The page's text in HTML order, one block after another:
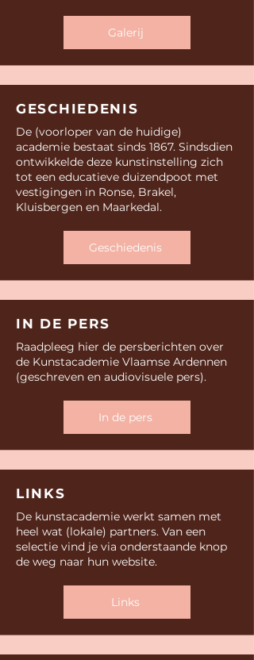
Galerij
GESCHIEDENIS
De (voorloper van de huidige)
academie bestaat sinds 1867. Sindsdien
ontwikkelde deze kunstinstelling zich
tot een educatieve duizendpoot met
vestigingen in Ronse, Brakel,
Kluisbergen en Maarkedal.
Geschiedenis
IN DE PERS
Raadpleeg hier de persberichten over
de Kunstacademie Vlaamse Ardennen
(geschreven en audiovisuele pers).
In de pers
LINKS
De kunstacademie werkt samen met
heel wat (lokale) partners. Van een
selectie vind je via onderstaande knop
de weg naar hun website.
Links